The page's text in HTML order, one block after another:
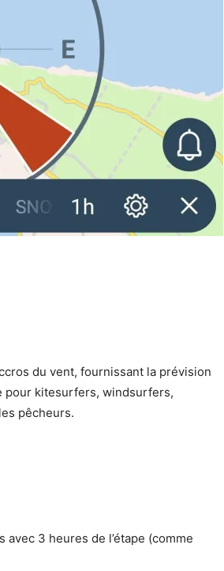
du vent, fournissant la prévision
pour kitesurfers, windsurfers,
pêcheurs.
3 heures de l’étape (comme